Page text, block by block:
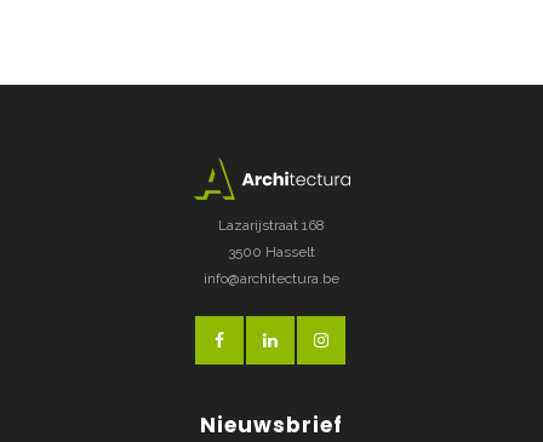
Lazarijstraat 168
3500 Hasselt
info@architectura.be
Nieuwsbrief